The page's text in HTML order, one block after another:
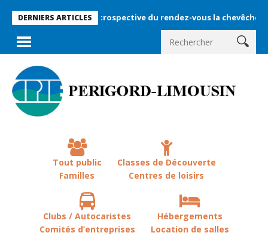
DERNIERS ARTICLESRétrospective du rendez-vous la chevêche 2026 !
Tout public
Familles
Classes de Découverte
Centres de loisirs
Clubs / Autocaristes
Comités d’entreprises
Hébergements
Location de salles